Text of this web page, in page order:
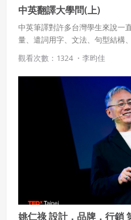
中英翻譯大學問(上)
中英筆譯對許多台灣學生來說一
量、遣詞用字、文法、句型結構
年內學科能力測驗的中翻英試題
表，期望對提升學生的筆譯能力有
觀看次數：1324 ・ 李昀佳
姚仁祿 設計．品牌．行銷
本系統防盜拷措施或類似措
以其他方法規避。
會員使用本系統之費用，由
吉寶系統公司得不定期公告
會員享有其創作之衍生著作
公司得於該著作權存續期間
本條約定不因本合約終止而
會員聲明並保證會員於使用
作物，會員享有所有權或經
如會員違反前項約定致吉寶
者，吉寶系統公司應立即通